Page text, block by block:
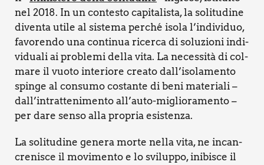
nel 2018. In un con­te­sto capi­ta­li­sta, la soli­tu­di­ne
diven­ta uti­le al siste­ma per­ché iso­la l’individuo,
favo­ren­do una con­ti­nua ricer­ca di solu­zio­ni indi­
vi­dua­li ai pro­ble­mi del­la vita. La neces­si­tà di col­
ma­re il vuo­to inte­rio­re crea­to dall’isolamento
spin­ge al con­su­mo costan­te di beni mate­ria­li –
dall’intrattenimento all’auto-miglioramento –
per dare sen­so alla pro­pria esi­sten­za.
La soli­tu­di­ne gene­ra mor­te nel­la vita, ne incan­
cre­ni­sce il movi­men­to e lo svi­lup­po, ini­bi­sce il